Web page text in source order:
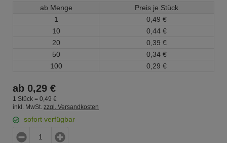
ab Menge
Preis je Stück
1
0, 49 €
10
0, 44 €
20
0, 39 €
50
0, 34 €
100
0, 29 €
ab 0,29 €
1 Stück = 0, 49 €
inkl. MwSt. zzgl. Versandkosten
sofort verfügbar